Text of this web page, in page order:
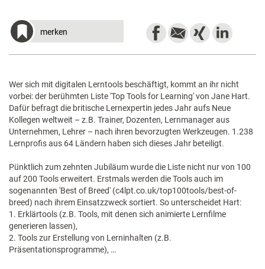
merken
Wer sich mit digitalen Lerntools beschäftigt, kommt an ihr nicht
vorbei: der berühmten Liste 'Top Tools for Learning' von Jane Hart.
Dafür befragt die britische Lernexpertin jedes Jahr aufs Neue
Kollegen weltweit – z.B. Trainer, Dozenten, Lernmanager aus
Unternehmen, Lehrer – nach ihren bevorzugten Werkzeugen. 1.238
Lernprofis aus 64 Ländern haben sich dieses Jahr beteiligt.
Pünktlich zum zehnten Jubiläum wurde die Liste nicht nur von 100
auf 200 Tools erweitert. Erstmals werden die Tools auch im
sogenannten 'Best of Breed' (c4lpt.co.uk/top100tools/best-of-
breed) nach ihrem Einsatzzweck sortiert. So unterscheidet Hart:
1. Erklärtools (z.B. Tools, mit denen sich animierte Lernfilme
generieren lassen),
2. Tools zur Erstellung von Lerninhalten (z.B.
Präsentationsprogramme), …